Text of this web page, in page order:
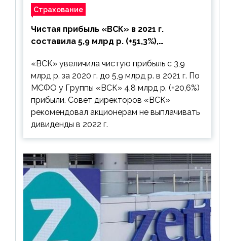
Страхование
Чистая прибыль «ВСК» в 2021 г.
составила 5,9 млрд р. (+51,3%),
выплачивать
«ВСК» увеличила чистую прибыль с 3,9
млрд р. за 2020 г. до 5,9 млрд р. в 2021 г. По
МСФО у Группы «ВСК» 4,8 млрд р. (+20,6%)
прибыли. Совет директоров «ВСК»
рекомендовал акционерам не выплачивать
дивиденды в 2022 г.